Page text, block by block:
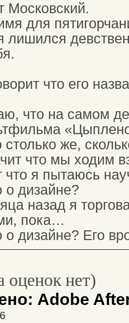
Московский.
для
лишился
что его
что на самом
столько же,
что мы ходим
что я пытаюсь
о дизайне?
назад я
пока…
о дизайне? Его
оценок нет)
Adobe